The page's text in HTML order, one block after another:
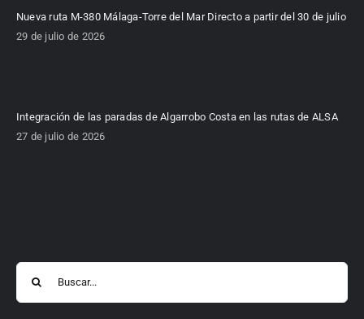
Nueva ruta M-380 Málaga-Torre del Mar Directo a partir del 30 de julio
29 de julio de 2026
Integración de las paradas de Algarrobo Costa en las rutas de ALSA
27 de julio de 2026
Buscar: